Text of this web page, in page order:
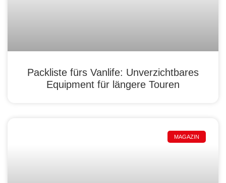
Packliste fürs Vanlife: Unverzichtbares
Equipment für längere Touren
MAGAZIN